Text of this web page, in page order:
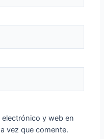
y web en
vez que comente.